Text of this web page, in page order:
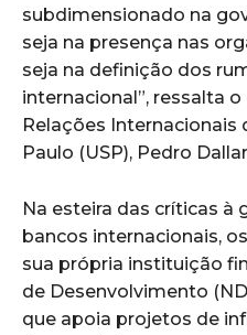
subdimensionado na
seja na presença nas
seja na definição dos
internacional”, ressalta
Relações Internacionais
Paulo (USP), Pedro
Na esteira das críticas à
bancos internacionais,
sua própria instituição
de Desenvolvimento
que apoia projetos de